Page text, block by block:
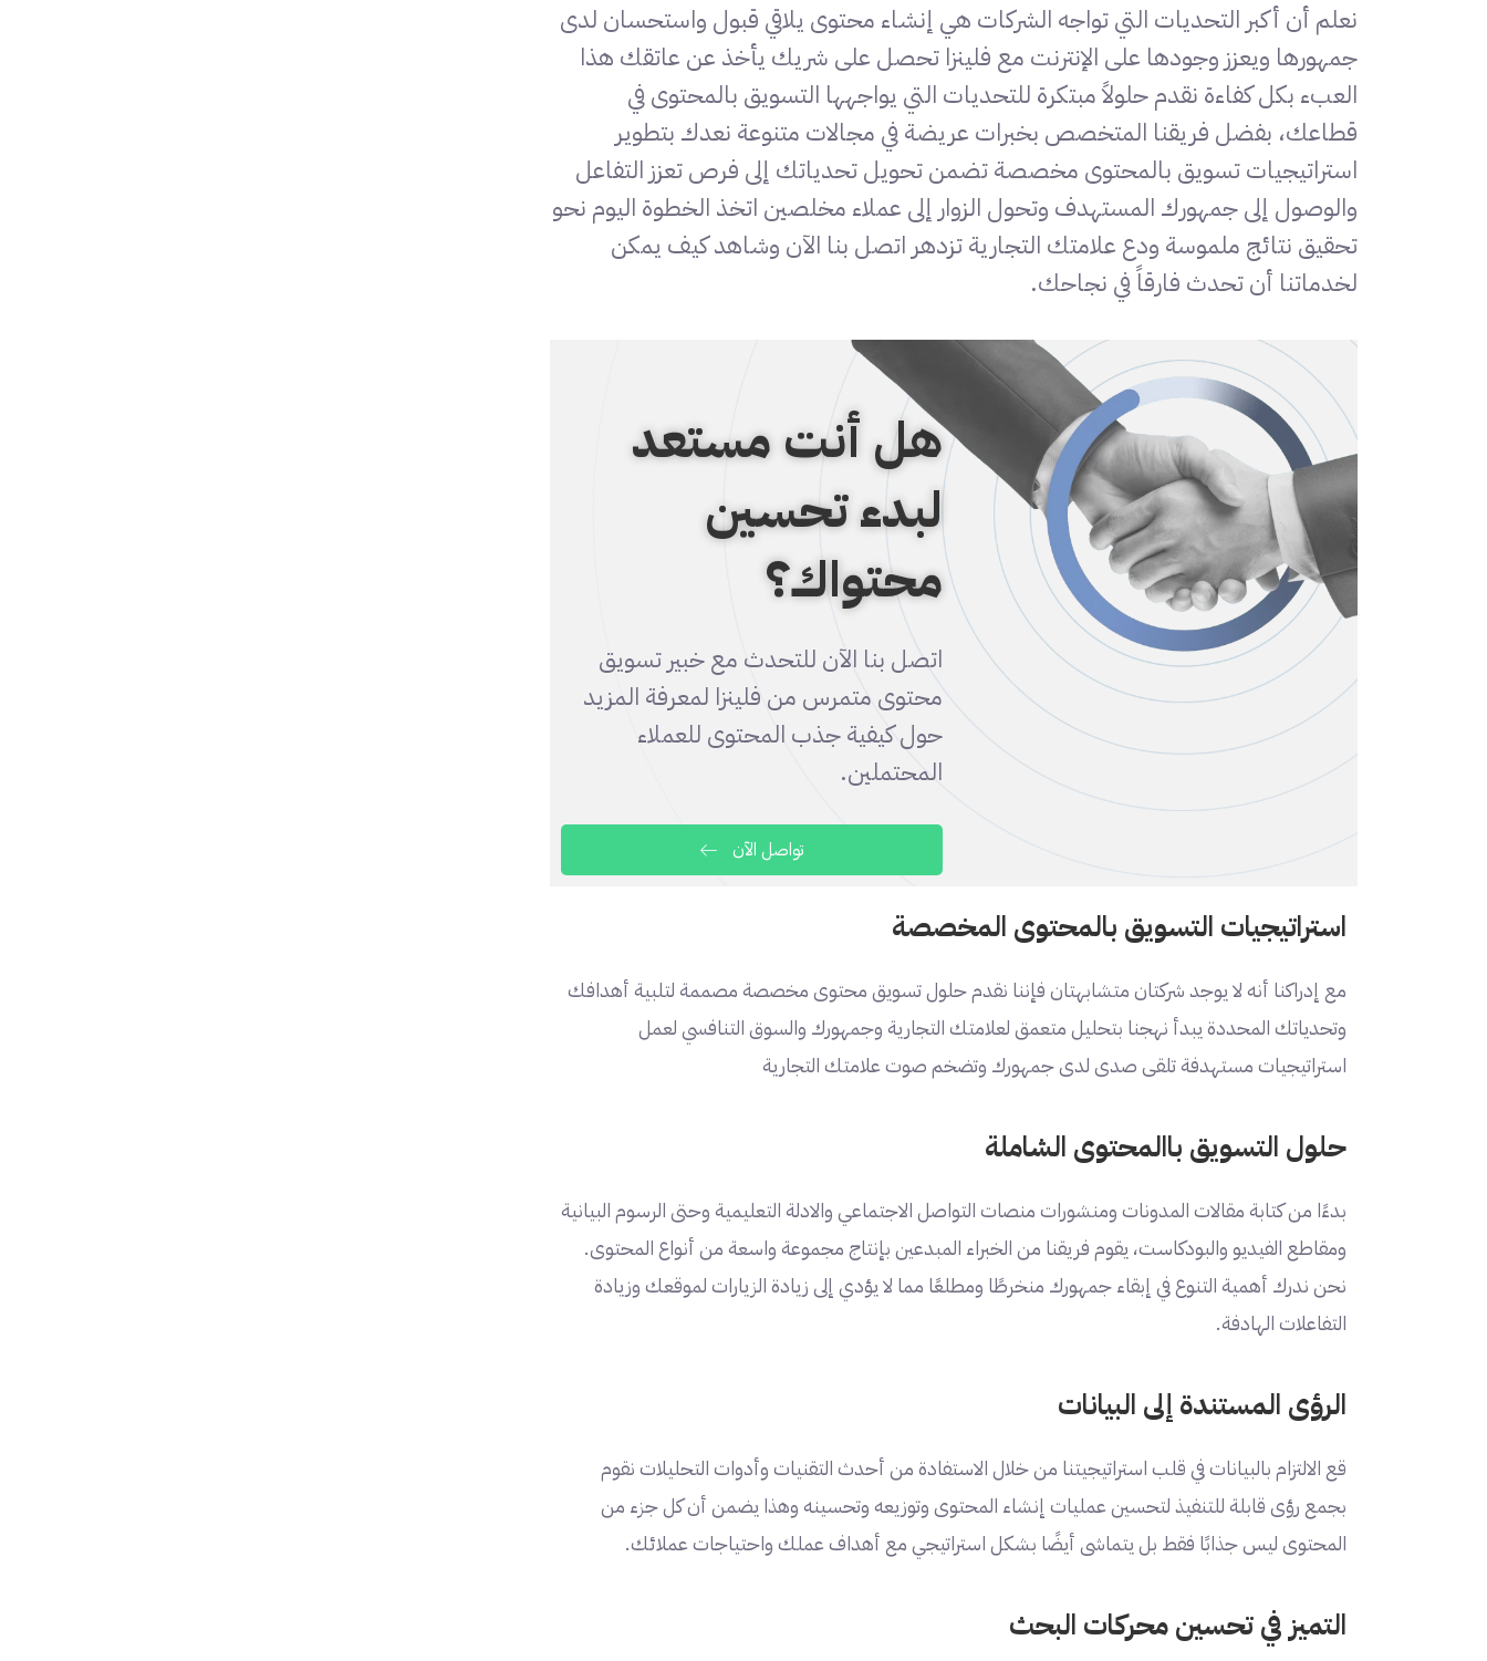
نعلم أن أكبر التحديات التي تواجه الشركات هي إنشاء محتوى يلاقي قبول واستحسان لدى
جمهورها ويعزز وجودها على الإنترنت مع فلينزا تحصل على شريك يأخذ عن عاتقك هذا
العبء بكل كفاءة نقدم حلولاً مبتكرة للتحديات التي يواجهها التسويق بالمحتوى في
قطاعك، بفضل فريقنا المتخصص بخبرات عريضة في مجالات متنوعة نعدك بتطوير
استراتيجيات تسويق بالمحتوى مخصصة تضمن تحويل تحدياتك إلى فرص تعزز التفاعل
والوصول إلى جمهورك المستهدف وتحول الزوار إلى عملاء مخلصين اتخذ الخطوة اليوم نحو
تحقيق نتائج ملموسة ودع علامتك التجارية تزدهر اتصل بنا الآن وشاهد كيف يمكن
لخدماتنا أن تحدث فارقاً في نجاحك.
هل أنت مستعد
لبدء تحسين
محتواك؟
اتصل بنا الآن للتحدث مع خبير تسويق
محتوى متمرس من فلينزا لمعرفة المزيد
حول كيفية جذب المحتوى للعملاء
المحتملين.
تواصل الآن
استراتيجيات التسويق بالمحتوى المخصصة
مع إدراكنا أنه لا يوجد شركتان متشابهتان فإننا نقدم حلول تسويق محتوى مخصصة مصممة لتلبية أهدافك
وتحدياتك المحددة يبدأ نهجنا بتحليل متعمق لعلامتك التجارية وجمهورك والسوق التنافسي لعمل
استراتيجيات مستهدفة تلقى صدى لدى جمهورك وتضخم صوت علامتك التجارية
حلول التسويق باالمحتوى الشاملة
بدءًا من كتابة مقالات المدونات ومنشورات منصات التواصل الاجتماعي والادلة التعليمية وحتى الرسوم البيانية
ومقاطع الفيديو والبودكاست، يقوم فريقنا من الخبراء المبدعين بإنتاج مجموعة واسعة من أنواع المحتوى.
نحن ندرك أهمية التنوع في إبقاء جمهورك منخرطًا ومطلعًا مما لا يؤدي إلى زيادة الزيارات لموقعك وزيادة
التفاعلات الهادفة.
الرؤى المستندة إلى البيانات
قع الالتزام بالبيانات في قلب استراتيجيتنا من خلال الاستفادة من أحدث التقنيات وأدوات التحليلات نقوم
بجمع رؤى قابلة للتنفيذ لتحسين عمليات إنشاء المحتوى وتوزيعه وتحسينه وهذا يضمن أن كل جزء من
المحتوى ليس جذابًا فقط بل يتماشى أيضًا بشكل استراتيجي مع أهداف عملك واحتياجات عملائك.
التميز في تحسين محركات البحث